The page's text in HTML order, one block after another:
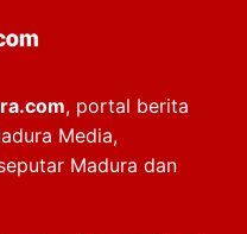
, portal berita
Media,
Madura dan